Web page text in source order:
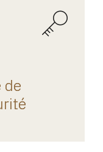
de